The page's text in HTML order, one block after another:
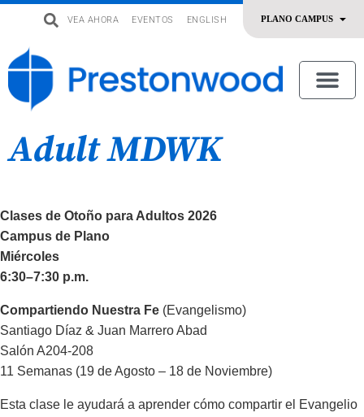
VEA AHORA EVENTOS ENGLISH
Adult MDWK
Clases de Otoño para Adultos 2026
Campus de Plano
Miércoles
6:30–7:30 p.m.
Compartiendo Nuestra Fe (Evangelismo)
Santiago Díaz & Juan Marrero Abad
Salón A204-208
11 Semanas (19 de Agosto – 18 de Noviembre)
Esta clase le ayudará a aprender cómo compartir el Evangelio